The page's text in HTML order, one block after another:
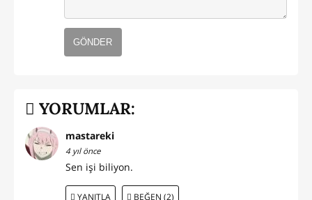
GÖNDER
YORUMLAR:
mastareki
4 yıl önce
Sen işi biliyon.
YANITLA BEĞEN (2)